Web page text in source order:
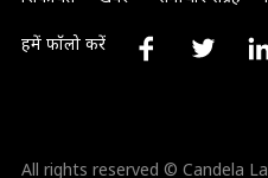
हमें फॉलो करें
All rights reserved © Candela